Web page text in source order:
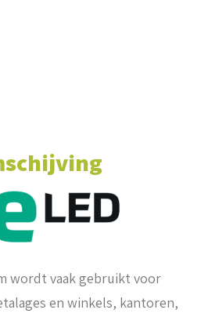
wordt vaak gebruikt voor
en winkels, kantoren,